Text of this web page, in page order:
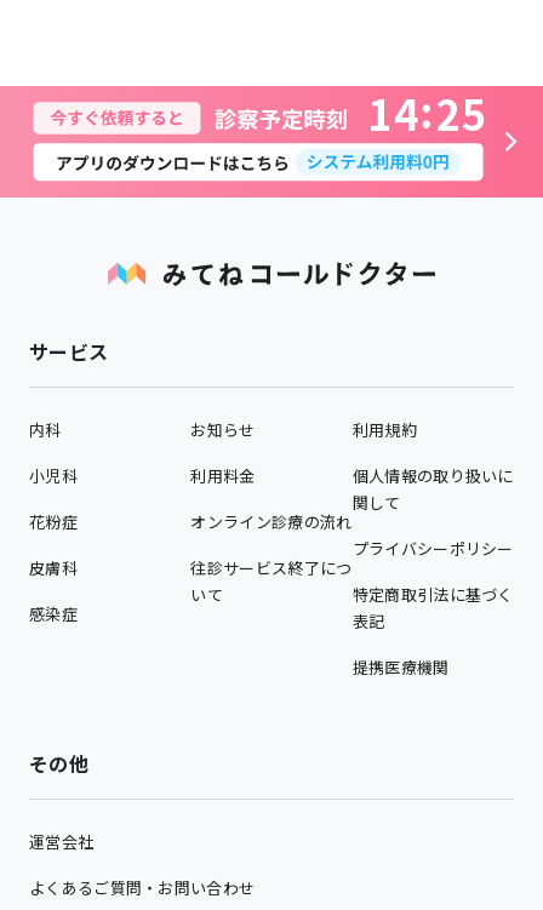
14 25
サービス
内科
小児科
花粉症
皮膚科
感染症
お知らせ
利用料金
オンライン診療の流れ
往診サービス終了につ
いて
利用規約
個人情報の取り扱いに
関して
プライバシーポリシー
特定商取引法に基づく
表記
提携医療機関
その他
運営会社
よくあるご質問・お問い合わせ